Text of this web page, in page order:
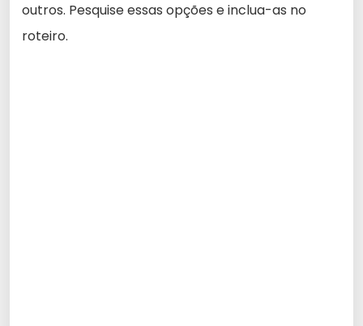
outros. Pesquise essas opções e inclua-as no
roteiro.